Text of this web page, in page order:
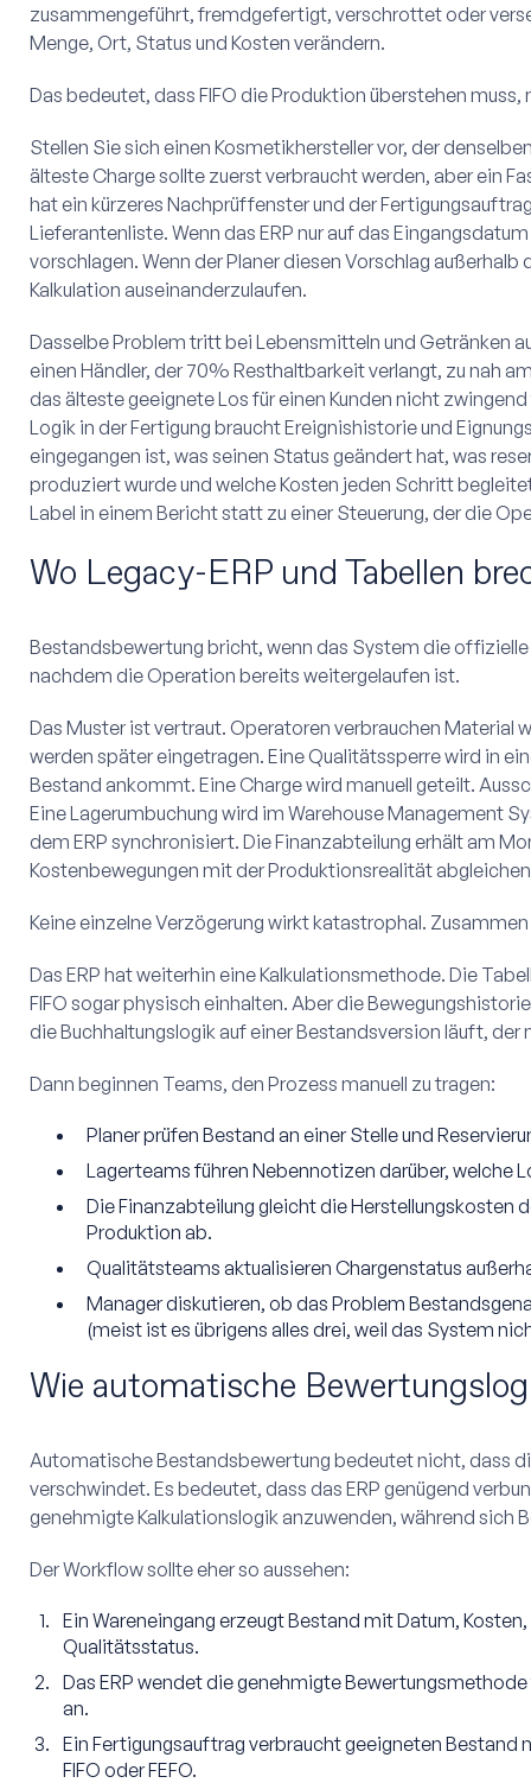
zusammengeführt, fremdgefertigt, verschrottet oder
Menge, Ort, Status und Kosten verändern.
Das bedeutet, dass FIFO die Produktion überstehen muss,
Stellen Sie sich einen Kosmetikhersteller vor, der
älteste Charge sollte zuerst verbraucht werden, aber ein
hat ein kürzeres Nachprüffenster und der
Lieferantenliste. Wenn das ERP nur auf das
vorschlagen. Wenn der Planer diesen Vorschlag außerhalb
Kalkulation auseinanderzulaufen.
Dasselbe Problem tritt bei Lebensmitteln und Getränken
einen Händler, der 70% Resthaltbarkeit verlangt, zu nah
das älteste geeignete Los für einen Kunden nicht
Logik in der Fertigung braucht Ereignishistorie und
eingegangen ist, was seinen Status geändert hat, was
produziert wurde und welche Kosten jeden Schritt
Label in einem Bericht statt zu einer Steuerung, der die
Wo Legacy-ERP und Tabellen
Bestandsbewertung bricht, wenn das System die
nachdem die Operation bereits weitergelaufen ist.
Das Muster ist vertraut. Operatoren verbrauchen Material
werden später eingetragen. Eine Qualitätssperre wird in
Bestand ankommt. Eine Charge wird manuell geteilt.
Eine Lagerumbuchung wird im Warehouse Management
dem ERP synchronisiert. Die Finanzabteilung erhält am
Kostenbewegungen mit der Produktionsrealität
Keine einzelne Verzögerung wirkt katastrophal.
Das ERP hat weiterhin eine Kalkulationsmethode. Die
FIFO sogar physisch einhalten. Aber die
die Buchhaltungslogik auf einer Bestandsversion läuft,
Dann beginnen Teams, den Prozess manuell zu tragen:
Planer prüfen Bestand an einer Stelle und
Lagerteams führen Nebennotizen darüber, welche
Die Finanzabteilung gleicht die Herstellungskosten
Produktion ab.
Qualitätsteams aktualisieren Chargenstatus
Manager diskutieren, ob das Problem
(meist ist es übrigens alles drei, weil das System
Wie automatische
Automatische Bestandsbewertung bedeutet nicht, dass
verschwindet. Es bedeutet, dass das ERP genügend
genehmigte Kalkulationslogik anzuwenden, während sich
Der Workflow sollte eher so aussehen:
Ein Wareneingang erzeugt Bestand mit Datum,
Qualitätsstatus.
Das ERP wendet die genehmigte
an.
Ein Fertigungsauftrag verbraucht geeigneten Bestand
FIFO oder FEFO.